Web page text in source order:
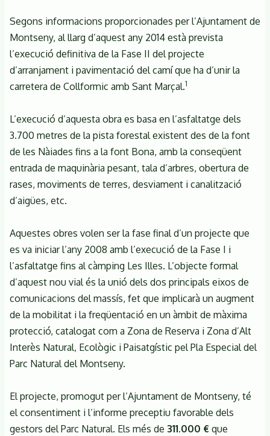
Segons informacions proporcionades per l’Ajuntament de
Montseny, al llarg d’aquest any 2014 està prevista
l’execució definitiva de la Fase II del projecte
d’arranjament i pavimentació del camí que ha d’unir la
carretera de Collformic amb Sant Marçal.1
L’execució d’aquesta obra es basa en l’asfaltatge dels
3.700 metres de la pista forestal existent des de la font
de les Nàiades fins a la font Bona, amb la conseqüent
entrada de maquinària pesant, tala d’arbres, obertura de
rases, moviments de terres, desviament i canalització
d’aigües, etc.
Aquestes obres volen ser la fase final d’un projecte que
es va iniciar l’any 2008 amb l’execució de la Fase I i
l’asfaltatge fins al càmping Les Illes. L’objecte formal
d’aquest nou vial és la unió dels dos principals eixos de
comunicacions del massís, fet que implicarà un augment
de la mobilitat i la freqüentació en un àmbit de màxima
protecció, catalogat com a Zona de Reserva i Zona d’Alt
Interès Natural, Ecològic i Paisatgístic pel Pla Especial del
Parc Natural del Montseny.
El projecte, promogut per l’Ajuntament de Montseny, té
el consentiment i l’informe preceptiu favorable dels
gestors del Parc Natural. Els més de 311.000 € que